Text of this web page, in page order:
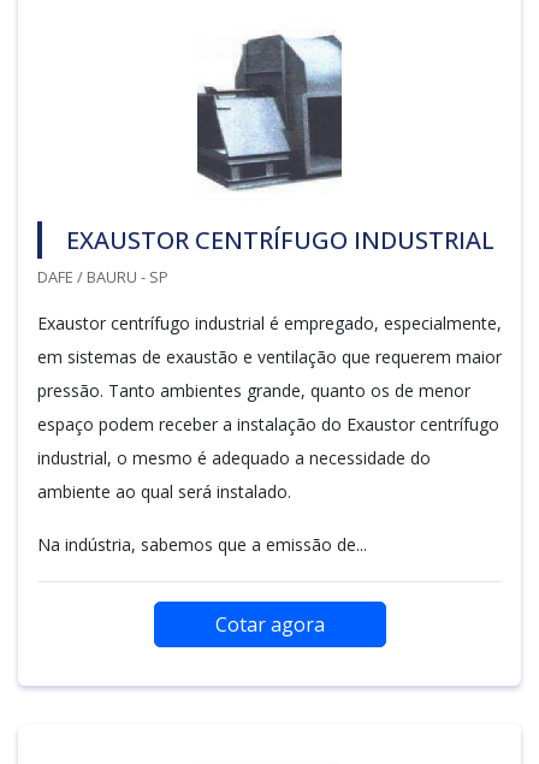
EXAUSTOR CENTRÍFUGO INDUSTRIAL
DAFE / BAURU - SP
Exaustor centrífugo industrial é empregado, especialmente,
em sistemas de exaustão e ventilação que requerem maior
pressão. Tanto ambientes grande, quanto os de menor
espaço podem receber a instalação do Exaustor centrífugo
industrial, o mesmo é adequado a necessidade do
ambiente ao qual será instalado.
Na indústria, sabemos que a emissão de...
Cotar agora